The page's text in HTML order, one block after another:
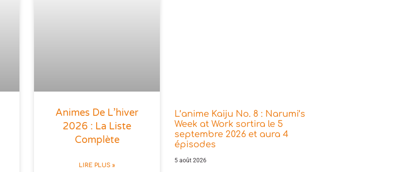
Animes De L’hiver
2026 : La Liste
Complète
LIRE PLUS »
L’anime Kaiju No. 8 : Narumi’s
Week at Work sortira le 5
septembre 2026 et aura 4
épisodes
5 août 2026